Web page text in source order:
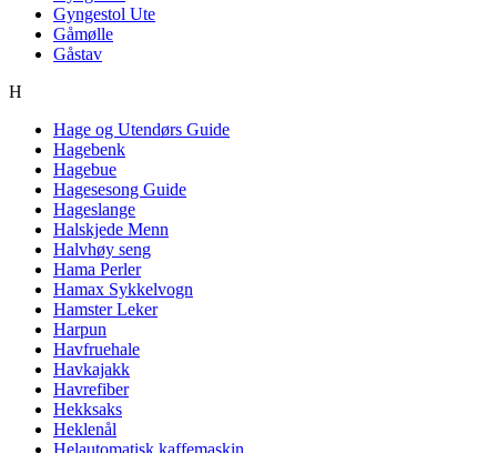
Gyngestol Ute
Gåmølle
Gåstav
H
Hage og Utendørs Guide
Hagebenk
Hagebue
Hagesesong Guide
Hageslange
Halskjede Menn
Halvhøy seng
Hama Perler
Hamax Sykkelvogn
Hamster Leker
Harpun
Havfruehale
Havkajakk
Havrefiber
Hekksaks
Heklenål
Helautomatisk kaffemaskin